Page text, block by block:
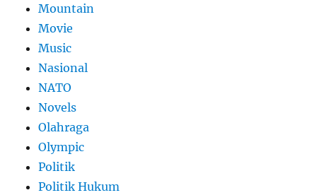
Mountain
Movie
Music
Nasional
NATO
Novels
Olahraga
Olympic
Politik
Politik Hukum